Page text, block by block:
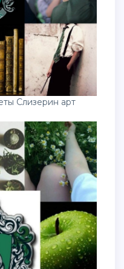
Слизерин арт